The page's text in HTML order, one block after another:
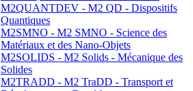
M2QUANTDEV - M2 QD - Dispositifs
Quantiques
M2SMNO - M2 SMNO - Science des
Matériaux et des Nano-Objets
M2SOLIDS - M2 Solids - Mécanique des
Solides
M2TRADD - M2 TraDD - Transport et